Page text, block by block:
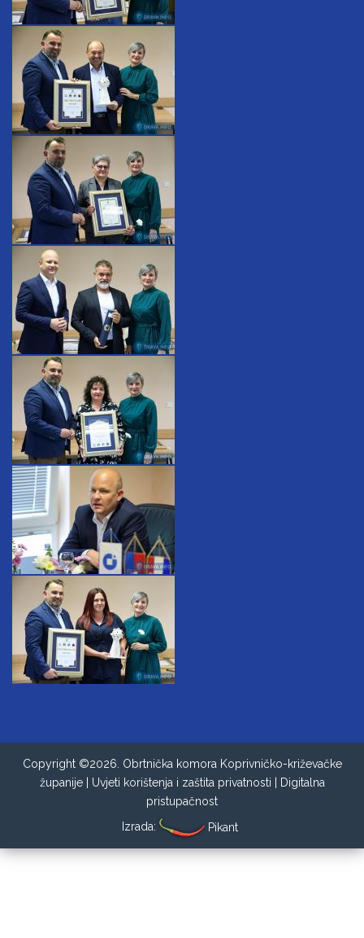
Copyright ©2026. Obrtnička komora Koprivničko-križevačke
županije | Uvjeti korištenja i zaštita privatnosti
Digitalna
pristupačnost
Izrada:
Pikant